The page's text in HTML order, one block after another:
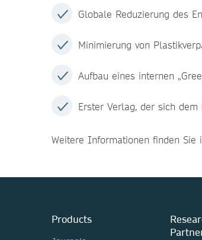
Globale Reduzierung des
Minimierung von
Aufbau eines internen
Erster Verlag, der sich dem
Weitere Informationen finden Sie
Products